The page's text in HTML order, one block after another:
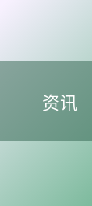
资讯